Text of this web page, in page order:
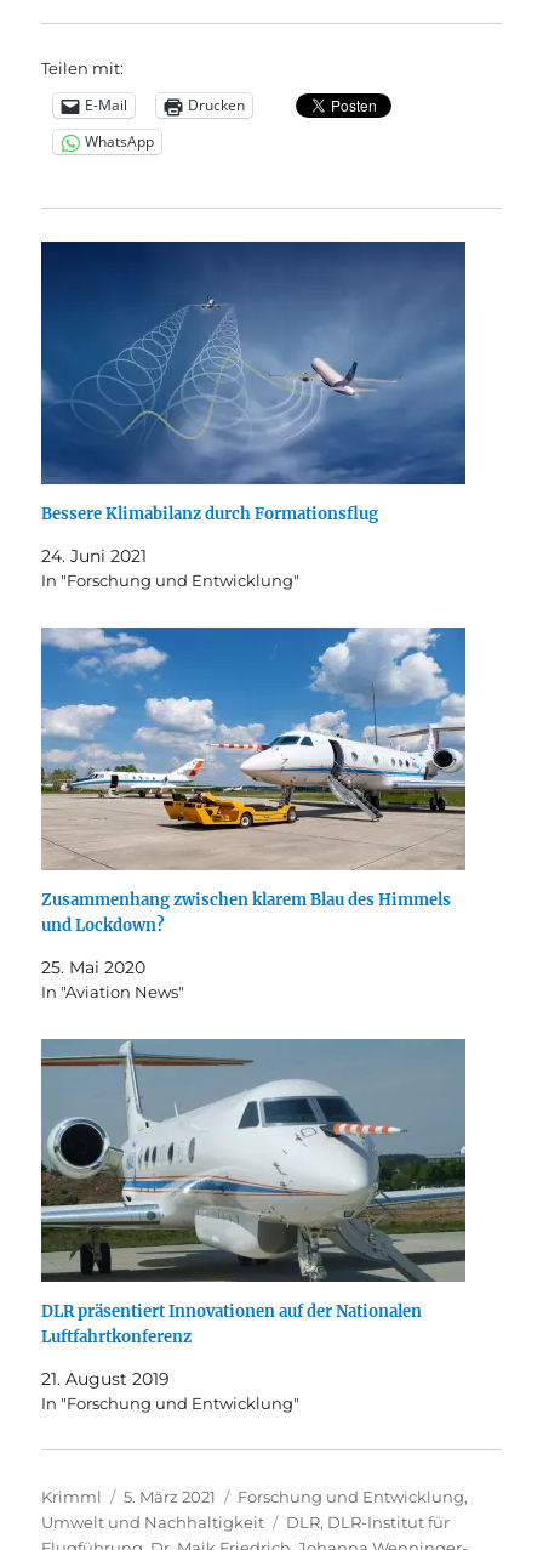
Teilen mit:
E-Mail
Drucken
WhatsApp
Bessere Klimabilanz durch Formationsflug
24. Juni 2021
In "Forschung und Entwicklung"
Zusammenhang zwischen klarem Blau des Himmels
und Lockdown?
25. Mai 2020
In "Aviation News"
DLR präsentiert Innovationen auf der Nationalen
Luftfahrtkonferenz
21. August 2019
In "Forschung und Entwicklung"
Autor
Krimml
Veröffentlicht
am
5. März 2021 Kategorien
Forschung und Entwicklung,
Umwelt und Nachhaltigkeit
Schlagwörter
DLR, DLR-Institut für